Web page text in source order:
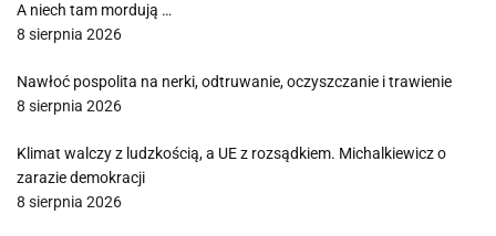
A niech tam mordują …
8 sierpnia 2026
Nawłoć pospolita na nerki, odtruwanie, oczyszczanie i trawienie
8 sierpnia 2026
Klimat walczy z ludzkością, a UE z rozsądkiem. Michalkiewicz o
zarazie demokracji
8 sierpnia 2026